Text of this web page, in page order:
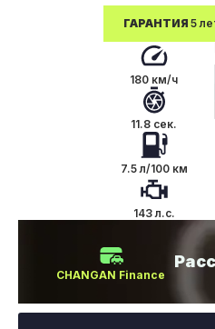
180 км/ч
11.8 сек.
7.5 л/100 км
143 л.с.
ГАРАНТИЯ 5
CHANGAN Finance